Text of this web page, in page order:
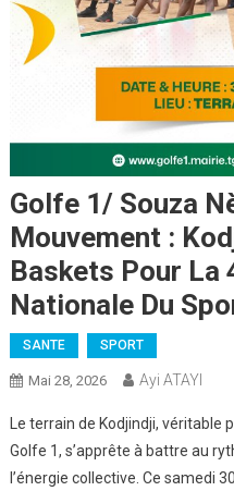
Golfe 1/ Souza
Mouvement :
Baskets Pour La
Nationale Du
SANTE SPORT
Mai 28, 2026 Ayi ATAYI
Le terrain de Kodjindji,
Golfe 1, s’apprête à battre au
l’énergie collective. Ce samedi